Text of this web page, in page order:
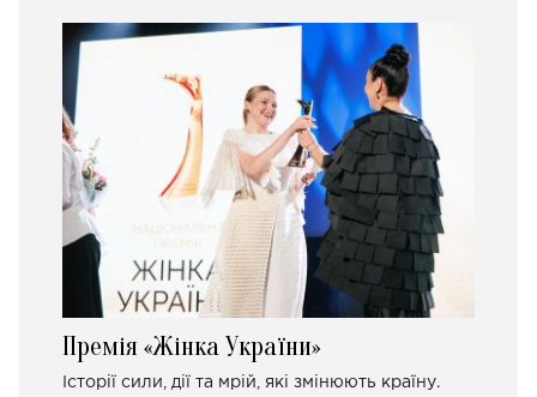
Премія «Жінка України»
Історії сили, дії та мрій, які змінюють країну.